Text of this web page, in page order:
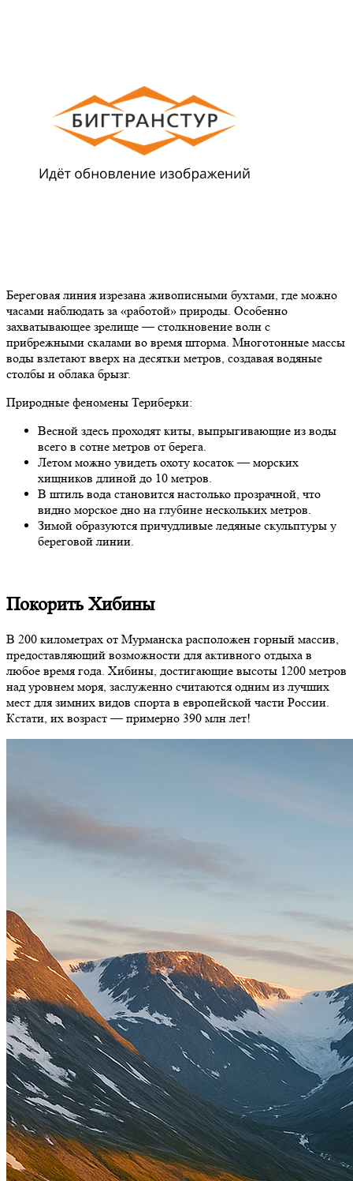
Береговая линия изрезана живописными бухтами, где можно
часами наблюдать за «работой» природы. Особенно
захватывающее зрелище — столкновение волн с
прибрежными скалами во время шторма. Многотонные массы
воды взлетают вверх на десятки метров, создавая водяные
столбы и облака брызг.
Природные феномены Териберки:
Весной здесь проходят киты, выпрыгивающие из воды
всего в сотне метров от берега.
Летом можно увидеть охоту косаток — морских
хищников длиной до 10 метров.
В штиль вода становится настолько прозрачной, что
видно морское дно на глубине нескольких метров.
Зимой образуются причудливые ледяные скульптуры у
береговой линии.
Покорить Хибины
В 200 километрах от Мурманска расположен горный массив,
предоставляющий возможности для активного отдыха в
любое время года. Хибины, достигающие высоты 1200 метров
над уровнем моря, заслуженно считаются одним из лучших
мест для зимних видов спорта в европейской части России.
Кстати, их возраст — примерно 390 млн лет!